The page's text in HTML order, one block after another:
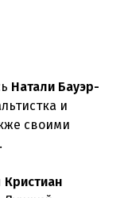
Натали Бауэр-
и
своими
Кристиан